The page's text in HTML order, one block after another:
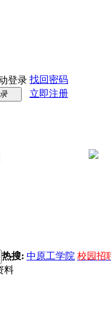
登录 找回密码
立即注册
热搜: 中原工学院 校园招
料